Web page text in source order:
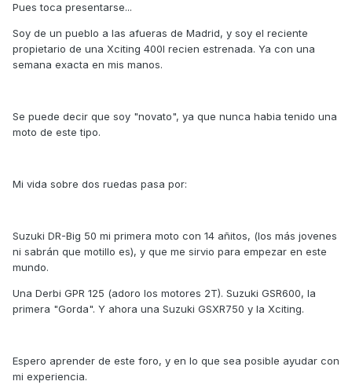
Pues toca presentarse...
Soy de un pueblo a las afueras de Madrid, y soy el reciente
propietario de una Xciting 400I recien estrenada. Ya con una
semana exacta en mis manos.
Se puede decir que soy "novato", ya que nunca habia tenido una
moto de este tipo.
Mi vida sobre dos ruedas pasa por:
Suzuki DR-Big 50 mi primera moto con 14 añitos, (los más jovenes
ni sabrán que motillo es), y que me sirvio para empezar en este
mundo.
Una Derbi GPR 125 (adoro los motores 2T). Suzuki GSR600, la
primera "Gorda". Y ahora una Suzuki GSXR750 y la Xciting.
Espero aprender de este foro, y en lo que sea posible ayudar con
mi experiencia.